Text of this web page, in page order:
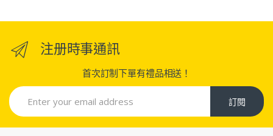
注册時事通訊
首次訂制下單有禮品相送！
訂閱